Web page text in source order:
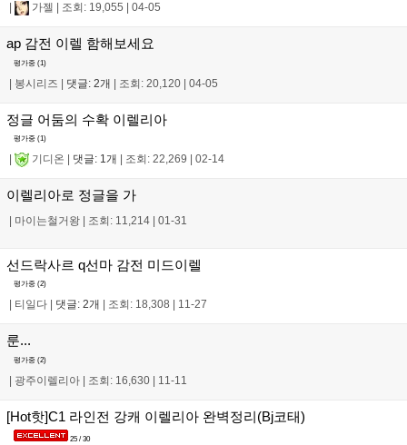
가젤 조회: 19,055 04-05
ap 감전 이렐 함해보세요
평가중 (1)
| 봉시리즈 | 댓글: 2개 | 조회: 20,120 | 04-05
정글 어둠의 수확 이렐리아
평가중 (1)
기디온 댓글: 1개 조회: 22,269 02-14
이렐리아로 정글을 가
마이는철거왕 조회: 11,214 01-31
선드락사르 q선마 감전 미드이렐
평가중 (2)
티일다 댓글: 2개 조회: 18,308 11-27
룬...
평가중 (2)
| 광주이렐리아 | 조회: 16,630 | 11-11
[Hot핫]C1 라인전 강캐 이렐리아 완벽정리(Bj코태)
25 / 30